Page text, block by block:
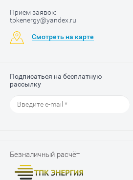
Прием заявок:
tpkenergy@yandex.ru
Смотреть на карте
Подписаться на бесплатную
рассылку
Безналичный расчёт